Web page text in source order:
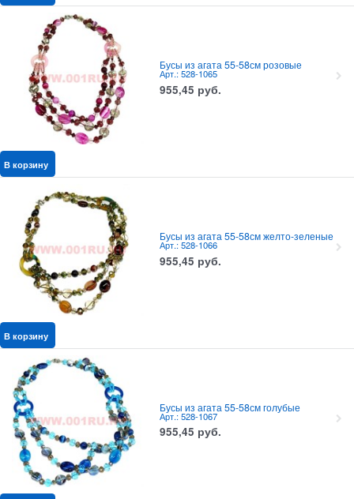
Бусы из агата 55-58см розовые
Арт.: 528-1065
955,45 руб.
В корзину
Бусы из агата 55-58см желто-зеленые
Арт.: 528-1066
955,45 руб.
В корзину
Бусы из агата 55-58см голубые
Арт.: 528-1067
955,45 руб.